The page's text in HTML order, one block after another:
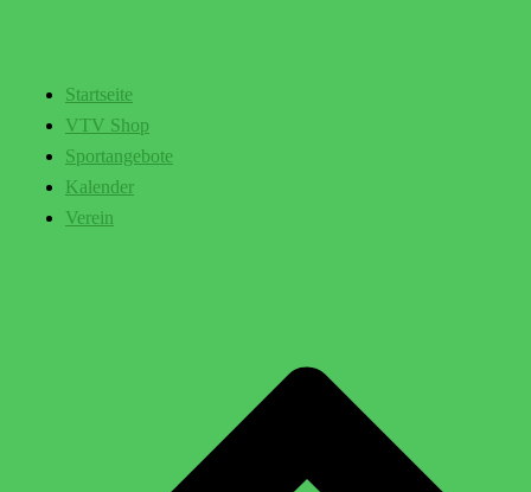
Startseite
VTV Shop
Sportangebote
Kalender
Verein